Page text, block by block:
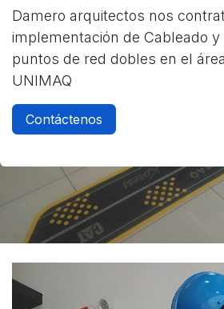
Damero arquitectos nos
implementación de Cableado
puntos de red dobles en el
UNIMAQ
Contáctenos